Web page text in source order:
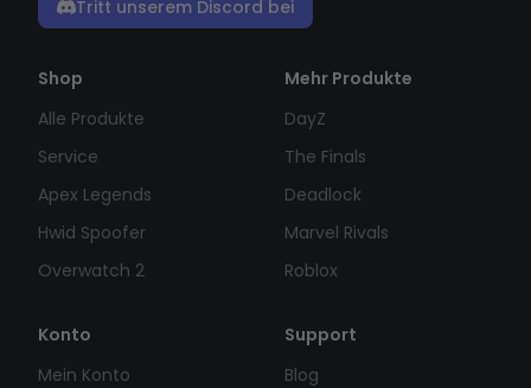
Tritt unserem Discord bei
Shop
Alle Produkte
Service
Apex Legends
Hwid Spoofer
Overwatch 2
Mehr Produkte
DayZ
The Finals
Deadlock
Marvel Rivals
Roblox
Konto
Mein Konto
Support
Blog